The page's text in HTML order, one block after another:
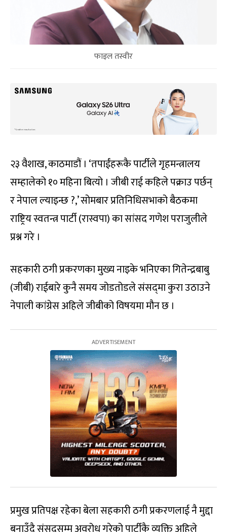
फाइल तस्वीर
२३ वैशाख, काठमाडौं । ‘तपाईंहरूकै पार्टीले गृहमन्त्रालय
सम्हालेको १० महिना बित्यो । जीबी राई कहिले पक्राउ पर्छन्
र नेपाल ल्याइन्छ ?,’ सोमबार प्रतिनिधिसभाको बैठकमा
राष्ट्रिय स्वतन्त्र पार्टी (रास्वपा) का सांसद गणेश पराजुलीले
प्रश्न गरे ।
सहकारी ठगी प्रकरणका मुख्य नाइके भनिएका गितेन्द्रबाबु
(जीबी) राईबारे कुनै समय जोडतोडले संसद्‌मा कुरा उठाउने
नेपाली कांग्रेस अहिले जीबीको विषयमा मौन छ ।
प्रमुख प्रतिपक्ष रहेका बेला सहकारी ठगी प्रकरणलाई नै मुद्दा